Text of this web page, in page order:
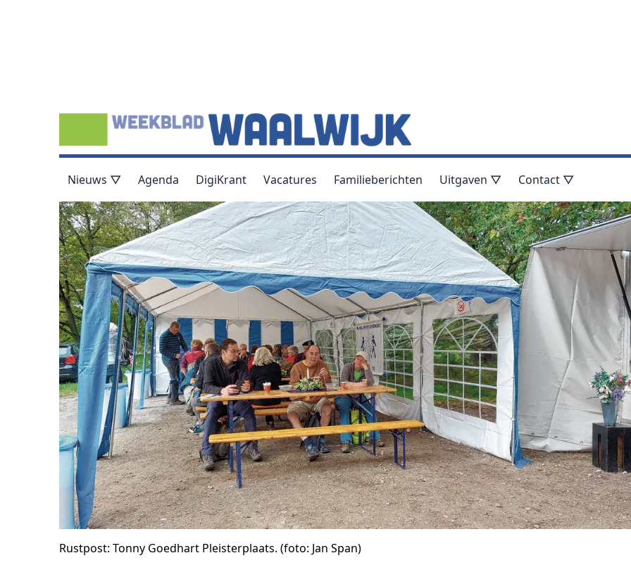
Nieuws ▽ Agenda DigiKrant Vacatures Familieberichten Uitgaven ▽ Contact ▽
Rustpost: Tonny Goedhart Pleisterplaats. (foto: Jan Span)